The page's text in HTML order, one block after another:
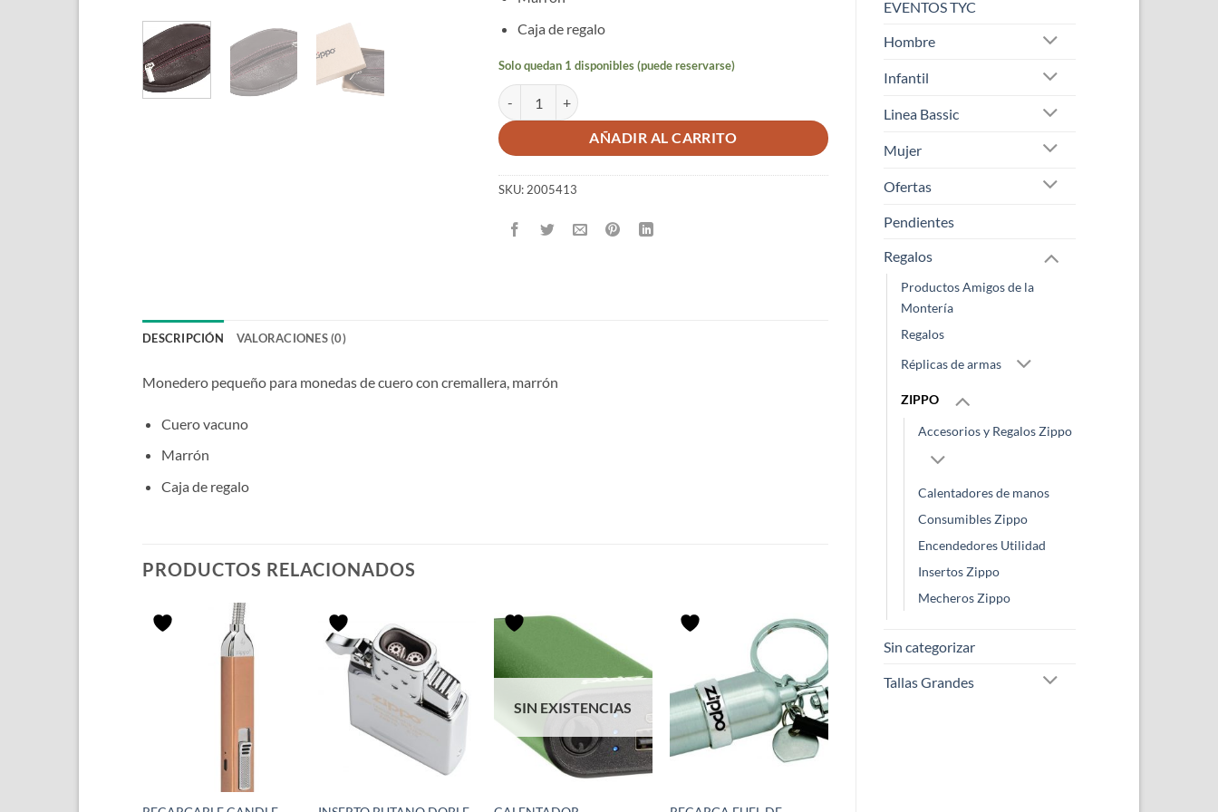
EVENTOS TYC
Hombre
Infantil
Linea Bassic
Mujer
Ofertas
Pendientes
Regalos
Productos Amigos de la
Montería
Regalos
Réplicas de armas
ZIPPO
Accesorios y Regalos Zippo
Calentadores de manos
Consumibles Zippo
Encendedores Utilidad
Insertos Zippo
Mecheros Zippo
Sin categorizar
Tallas Grandes
Caja de regalo
Solo quedan 1 disponibles (puede reservarse)
MONEDERO CREMALLERA MOCHA cantidad
AÑADIR AL CARRITO
SKU: 2005413
DESCRIPCIÓN VALORACIONES (0)
Monedero pequeño para monedas de cuero con cremallera, marrón
Cuero vacuno
Marrón
Caja de regalo
PRODUCTOS RELACIONADOS
SIN EXISTENCIAS